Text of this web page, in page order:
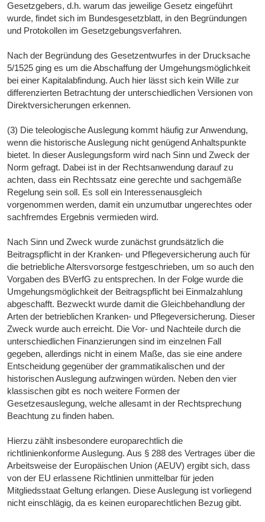
Gesetzgebers, d.h. warum das jeweilige Gesetz eingeführt
wurde, findet sich im Bundesgesetzblatt, in den Begründungen
und Protokollen im Gesetzgebungsverfahren.
Nach der Begründung des Gesetzentwurfes in der Drucksache
5/1525 ging es um die Abschaffung der Umgehungsmöglichkeit
bei einer Kapitalabfindung. Auch hier lässt sich kein Wille zur
differenzierten Betrachtung der unterschiedlichen Versionen von
Direktversicherungen erkennen.
(3) Die teleologische Auslegung kommt häufig zur Anwendung,
wenn die historische Auslegung nicht genügend Anhaltspunkte
bietet. In dieser Auslegungsform wird nach Sinn und Zweck der
Norm gefragt. Dabei ist in der Rechtsanwendung darauf zu
achten, dass ein Rechtssatz eine gerechte und sachgemäße
Regelung sein soll. Es soll ein Interessenausgleich
vorgenommen werden, damit ein unzumutbar ungerechtes oder
sachfremdes Ergebnis vermieden wird.
Nach Sinn und Zweck wurde zunächst grundsätzlich die
Beitragspflicht in der Kranken- und Pflegeversicherung auch für
die betriebliche Altersvorsorge festgeschrieben, um so auch den
Vorgaben des BVerfG zu entsprechen. In der Folge wurde die
Umgehungsmöglichkeit der Beitragspflicht bei Einmalzahlung
abgeschafft. Bezweckt wurde damit die Gleichbehandlung der
Arten der betrieblichen Kranken- und Pflegeversicherung. Dieser
Zweck wurde auch erreicht. Die Vor- und Nachteile durch die
unterschiedlichen Finanzierungen sind im einzelnen Fall
gegeben, allerdings nicht in einem Maße, das sie eine andere
Entscheidung gegenüber der grammatikalischen und der
historischen Auslegung aufzwingen würden. Neben den vier
klassischen gibt es noch weitere Formen der
Gesetzesauslegung, welche allesamt in der Rechtsprechung
Beachtung zu finden haben.
Hierzu zählt insbesondere europarechtlich die
richtlinienkonforme Auslegung. Aus § 288 des Vertrages über die
Arbeitsweise der Europäischen Union (AEUV) ergibt sich, dass
von der EU erlassene Richtlinien unmittelbar für jeden
Mitgliedsstaat Geltung erlangen. Diese Auslegung ist vorliegend
nicht einschlägig, da es keinen europarechtlichen Bezug gibt.